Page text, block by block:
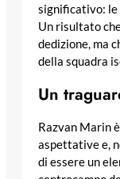
significativo: le
Un risultato
dedizione, ma
della squadra
Un
Razvan Marin
aspettative e,
di essere un